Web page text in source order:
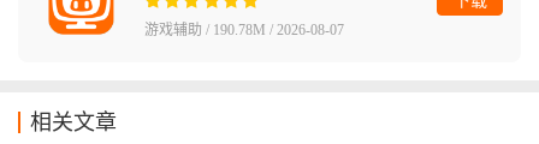
游戏辅助 / 190.78M / 2026-08-07
相关文章